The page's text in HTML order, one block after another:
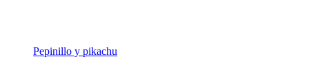
Pepinillo y pikachu